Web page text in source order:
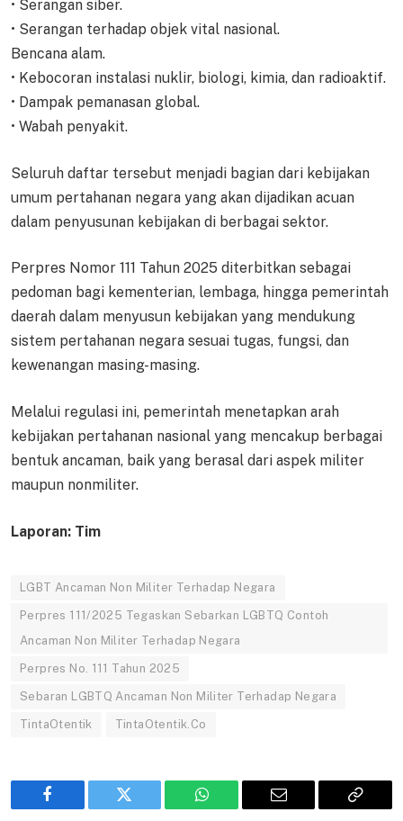
• Serangan siber.
• Serangan terhadap objek vital nasional.
Bencana alam.
• Kebocoran instalasi nuklir, biologi, kimia, dan radioaktif.
• Dampak pemanasan global.
• Wabah penyakit.
Seluruh daftar tersebut menjadi bagian dari kebijakan
umum pertahanan negara yang akan dijadikan acuan
dalam penyusunan kebijakan di berbagai sektor.
Perpres Nomor 111 Tahun 2025 diterbitkan sebagai
pedoman bagi kementerian, lembaga, hingga pemerintah
daerah dalam menyusun kebijakan yang mendukung
sistem pertahanan negara sesuai tugas, fungsi, dan
kewenangan masing-masing.
Melalui regulasi ini, pemerintah menetapkan arah
kebijakan pertahanan nasional yang mencakup berbagai
bentuk ancaman, baik yang berasal dari aspek militer
maupun nonmiliter.
Laporan: Tim
LGBT Ancaman Non Militer Terhadap Negara
Perpres 111/2025 Tegaskan Sebarkan LGBTQ Contoh
Ancaman Non Militer Terhadap Negara
Perpres No. 111 Tahun 2025
Sebaran LGBTQ Ancaman Non Militer Terhadap Negara
TintaOtentik TintaOtentik.Co
Facebook Twitter WhatsApp Email Copy